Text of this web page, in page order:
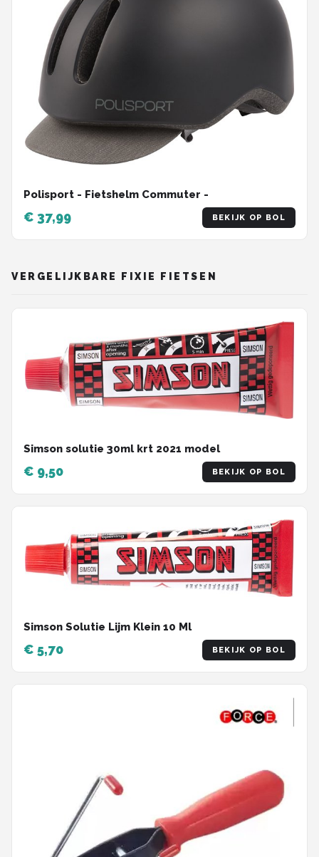
Polisport - Fietshelm Commuter -
€ 37,99 BEKIJK OP BOL
VERGELIJKBARE FIXIE FIETSEN
Simson solutie 30ml krt 2021 model
€ 9,50 BEKIJK OP BOL
Simson Solutie Lijm Klein 10 Ml
€ 5,70 BEKIJK OP BOL